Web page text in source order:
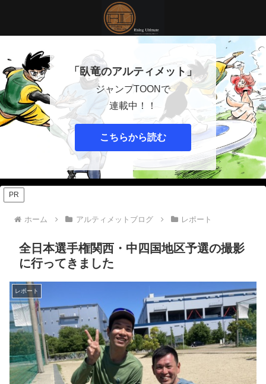
「臥竜のアルティメット」
ジャンプTOONで
連載中！！
こちらから読む
PR
ホーム アルティメットブログ レポート
全日本選手権関西・中四国地区予選の撮影
に行ってきました
レポート